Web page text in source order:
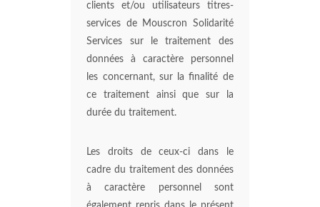
clients et/ou utilisateurs titres-
services de Mouscron Solidarité
Services sur le traitement des
données à caractère personnel
les concernant, sur la finalité de
ce traitement ainsi que sur la
durée du traitement.
Les droits de ceux-ci dans le
cadre du traitement des données
à caractère personnel sont